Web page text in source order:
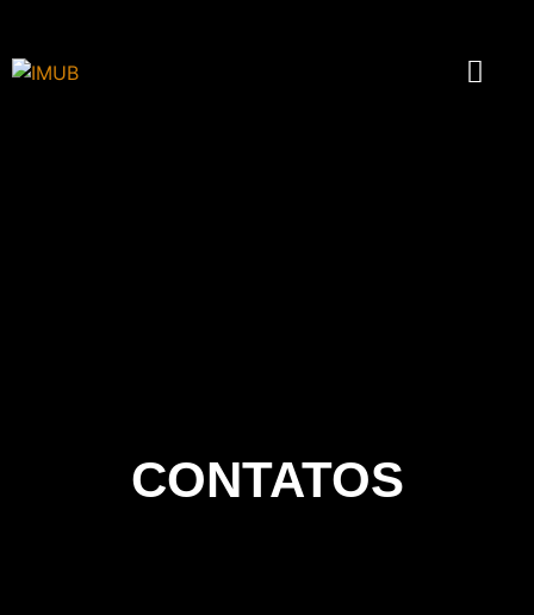
CONTATOS